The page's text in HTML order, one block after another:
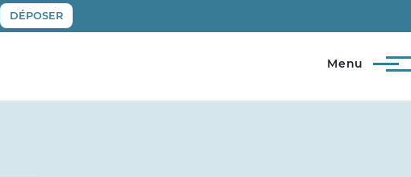
DÉPOSER
Menu